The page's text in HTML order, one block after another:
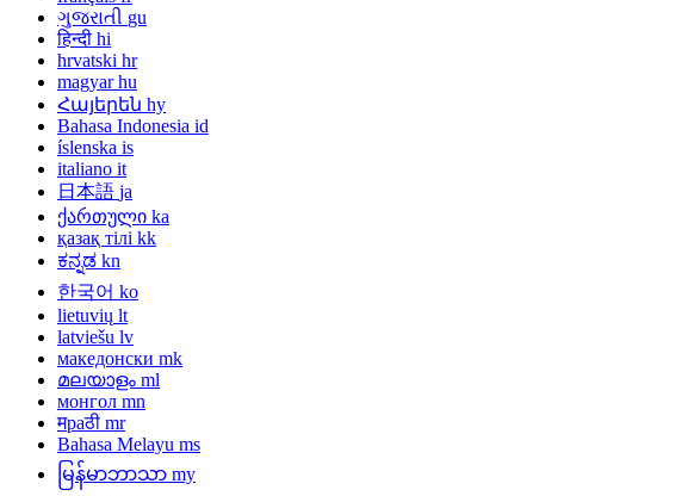
ગુજરાતી gu
हिन्दी hi
hrvatski hr
magyar hu
Հայերեն hy
Bahasa Indonesia id
íslenska is
italiano it
日本語 ja
ქართული ka
қазақ тілі kk
ಕನ್ನಡ kn
한국어 ko
lietuvių lt
latviešu lv
македонски mk
മലയാളം ml
монгол mn
मраठी mr
Bahasa Melayu ms
မြန်မာဘာသာ my